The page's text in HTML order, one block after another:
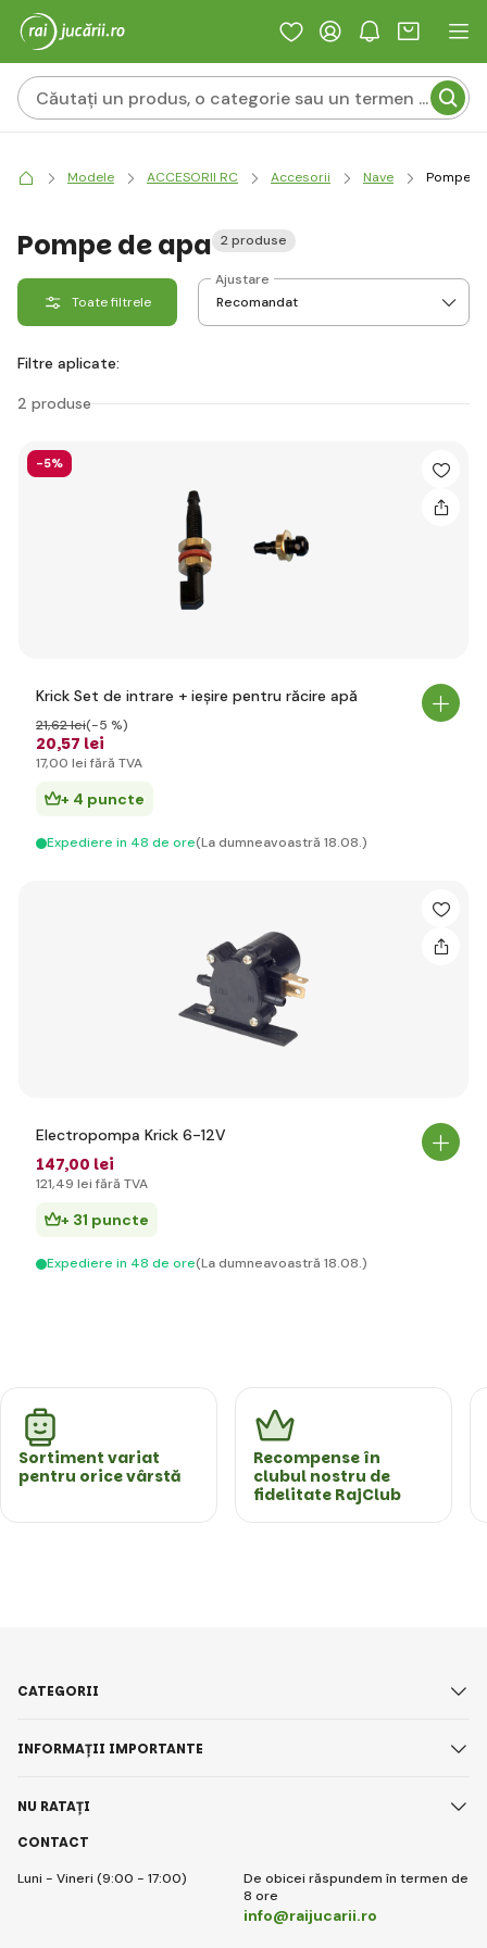
Modele ACCESORII RC Accesorii Nave Pompe
Pompe de apa 2 produse
Toate filtrele
Ajustare
Filtre aplicate:
2 produse
-5%
Krick Set de intrare + ieșire pentru răcire apă
20,57 lei
21,62 lei(-5 %)
17,00 lei fără TVA
+ 4 puncte
Expediere in 48 de ore(La dumneavoastră 18.08.)
Electropompa Krick 6-12V
147,00 lei
121,49 lei fără TVA
+ 31 puncte
Expediere in 48 de ore(La dumneavoastră 18.08.)
Sortiment variat
pentru orice vârstă
Recompense în
clubul nostru de
fidelitate RajClub
CONTACT
Luni - Vineri (9:00 - 17:00)
De obicei răspundem în termen de
8 ore
info@raijucarii.ro
CATEGORII
INFORMAȚII IMPORTANTE
NU RATAȚI